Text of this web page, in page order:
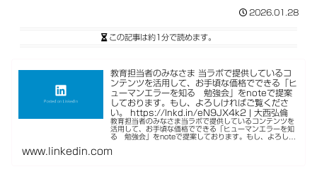
2026.01.28
この記事は約1分で読めます。
教育担当者のみなさま 当ラボで提供しているコ
ンテンツを活用して、お手頃な価格でできる「ヒ
ューマンエラーを知る 勉強会」をnoteで提案
しております。もし、よろしければご覧くださ
い。 https://lnkd.in/eN9JX4k2 | 大西弘倫
教育担当者のみなさま当ラボで提供しているコンテンツを
活用して、お手頃な価格でできる「ヒューマンエラーを知
る 勉強会」をnoteで提案しております。もし、よろしけ
www.linkedin.com